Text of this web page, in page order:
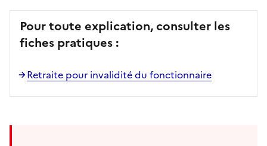
Pour toute explication, consulter les
fiches pratiques :
Retraite pour invalidité du fonctionnaire